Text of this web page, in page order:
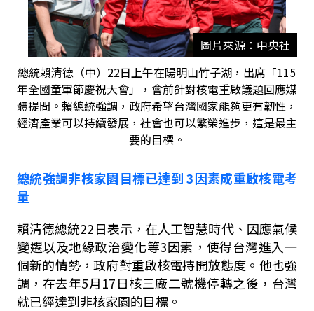
圖片來源：中央社
總統賴清德（中）22日上午在陽明山竹子湖，出席「115
年全國童軍節慶祝大會」，會前針對核電重啟議題回應媒
體提問。賴總統強調，政府希望台灣國家能夠更有韌性，
經濟產業可以持續發展，社會也可以繁榮進步，這是最主
要的目標。
總統強調非核家園目標已達到3因素成重啟核電考
量
賴清德總統22日表示，在人工智慧時代、因應氣候
變遷以及地緣政治變化等3因素，使得台灣進入一
個新的情勢，政府對重啟核電持開放態度。他也強
調，在去年5月17日核三廠二號機停轉之後，台灣
就已經達到非核家園的目標。